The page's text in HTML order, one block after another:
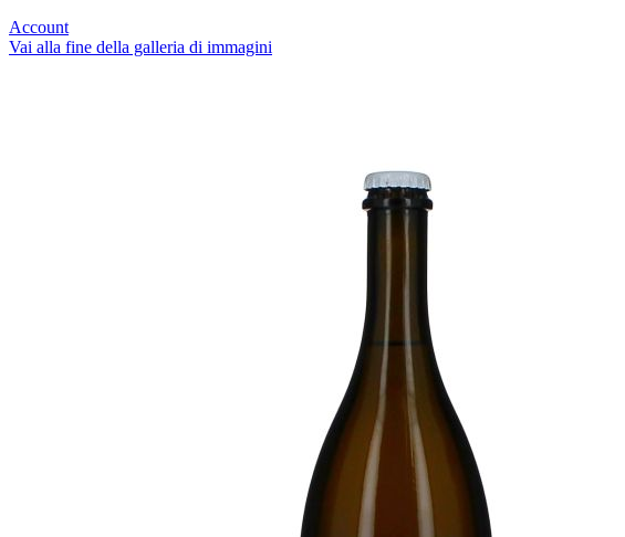
Account
Vai alla fine della galleria di immagini